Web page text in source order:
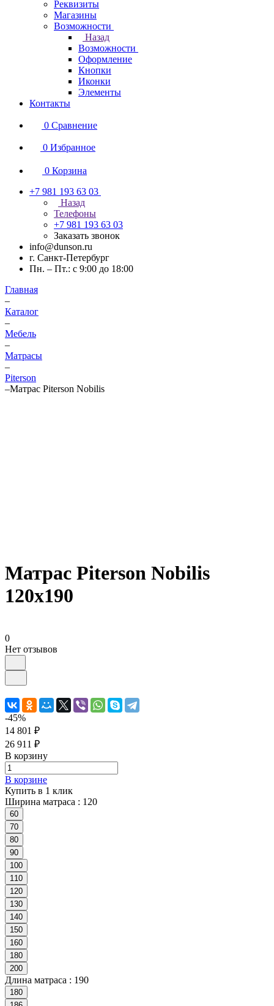
Реквизиты
Магазины
Возможности
Назад
Возможности
Оформление
Кнопки
Иконки
Элементы
Контакты
0 Сравнение
0 Избранное
0 Корзина
+7 981 193 63 03
Назад
Телефоны
+7 981 193 63 03
Заказать звонок
info@dunson.ru
г. Санкт-Петербург
Пн. – Пт.: с 9:00 до 18:00
Главная
–
Каталог
–
Мебель
–
Матрасы
–
Piterson
–Матрас Piterson Nobilis
Матрас Piterson Nobilis
120х190
0
Нет отзывов
-45%
14 801 ₽
26 911 ₽
В корзину
В корзине
Купить в 1 клик
Ширина матраса : 120
60
70
80
90
100
110
120
130
140
150
160
180
200
Длина матраса : 190
180